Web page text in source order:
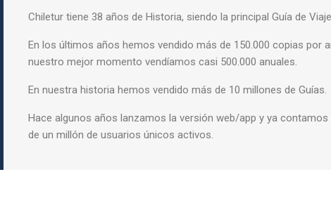
Chiletur tiene 38 años de Historia, siendo la principal Guía de
En los últimos años hemos vendido más de 150.000 copias por
nuestro mejor momento vendíamos casi 500.000 anuales.
En nuestra historia hemos vendido más de 10 millones de Guías.
Hace algunos años lanzamos la versión web/app y ya
de un millón de usuarios únicos activos.